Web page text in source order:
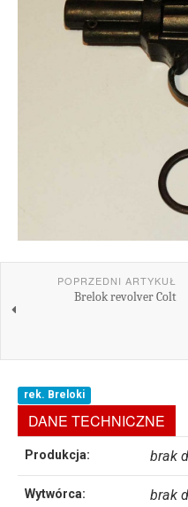
POPRZEDNI ARTYKUŁ
Brelok revolver Colt
rek. Breloki
DANE TECHNICZNE
Produkcja: brak
Wytwórca: brak